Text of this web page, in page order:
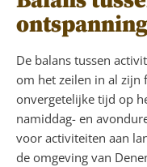
De balans tussen
om het zeilen in al zijn
onvergetelijke tijd op
namiddag- en
voor activiteiten aan
de omgeving van